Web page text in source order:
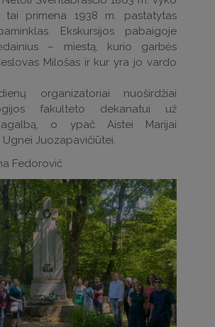
primena 1938 m. pastatytas
Ekskursijos pabaigoje
– miestą, kurio garbės
Milošas ir kur yra jo vardo
organizatoriai nuoširdžiai
fakulteto dekanatui už
o ypač Aistei Marijai
Ugnei Juozapavičiūtei.
Fedorovič